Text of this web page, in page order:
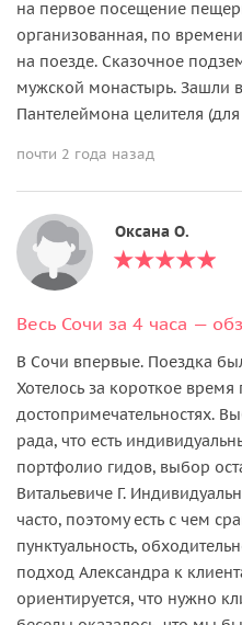
на первое посещение
организованная, по
на поезде. Сказочное
мужской монастырь. Зашли
Пантелеймона целителя
почти 2 года назад
Оксана О.
Весь Сочи за 4 часа —
В Сочи впервые. Поездка
Хотелось за короткое
достопримечательностях.
рада, что есть
портфолио гидов, выбор
Витальевиче Г.
часто, поэтому есть с чем
пунктуальность,
подход Александра к
ориентируется, что нужно